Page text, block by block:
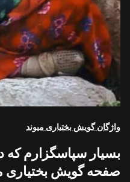
واژگان گویش بختیاری میوند
بسیار سپاسگزارم که
صفحه گویش بختیاری